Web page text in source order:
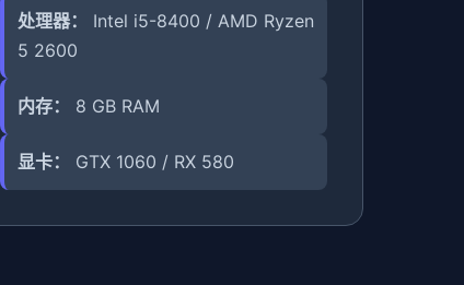
处理器：
Intel i5-8400 / AMD Ryzen
5 2600
内存： 8 GB RAM
显卡： GTX 1060 / RX 580